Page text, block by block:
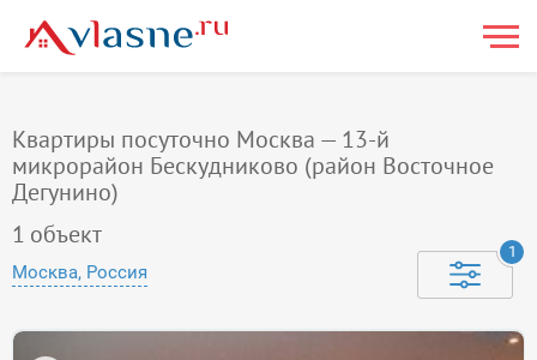
Квартиры посуточно Москва — 13-й
микрорайон Бескудниково (район Восточное
Дегунино)
1 объект
Москва, Россия
1